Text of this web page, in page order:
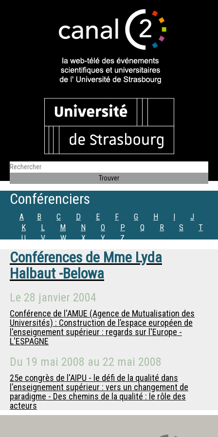
Conférenciers
A B C D E F G H I
J
K
L M N O P Q R S
T
U
V W X Y Z
Conférences de Mme Lyda
Halbaut -Belowa
Le 28 janvier 2004
Conférence de l'AMUE (Agence de Mutualisation des
Universités) : Construction de l’espace européen de
l'enseignement supérieur : regards sur l'Europe -
L'ESPAGNE
Du 19 mai 2008 au 22 mai 2008
25e congrès de l'AIPU - le défi de la qualité dans
l'enseignement supérieur : vers un changement de
paradigme - Des chemins de la qualité : le rôle des
acteurs